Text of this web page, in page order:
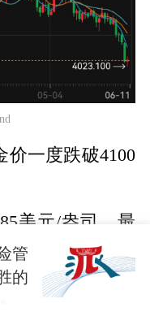
价一度跌破4100
美元/盎司，最
创下2025年11
金期货开盘报
至4046.2美元/
管
的